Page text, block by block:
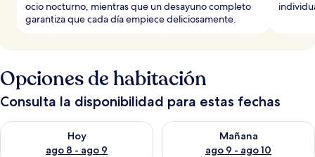
ocio nocturno, mientras que un desayuno completo
garantiza que cada día empiece deliciosamente.
Opciones de habitación
Consulta la disponibilidad para estas fechas
Hoy
ago 8 - ago 9
Consulta la disponibilidad para hoy ago 8 - ago 9
Mañana
ago 9 - ago 10
Consulta la disponibilidad